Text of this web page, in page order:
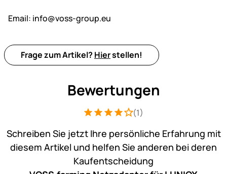
Email: info@voss-group.eu
Frage zum Artikel? Hierstellen!
Bewertungen
Bewertung: 4 von 5 (1 Bewertungen)
1 Bewertung(1)
Schreiben Sie jetzt Ihre persönliche Erfahrung mit
diesem Artikel und helfen Sie anderen bei deren
Kaufentscheidung